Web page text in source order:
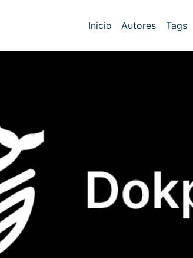
Inicio Autores Tags